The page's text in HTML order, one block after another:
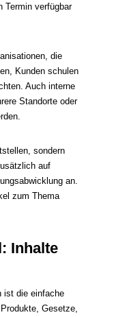
Termin verfügbar
die
Kunden schulen
Auch interne
Standorte oder
sondern
auf
an.
zum Thema
Inhalte
ist die einfache
Gesetze,